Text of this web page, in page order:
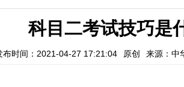
科目二考试技巧是
布时间：2021-04-27 17:21:04 原创 来源：中